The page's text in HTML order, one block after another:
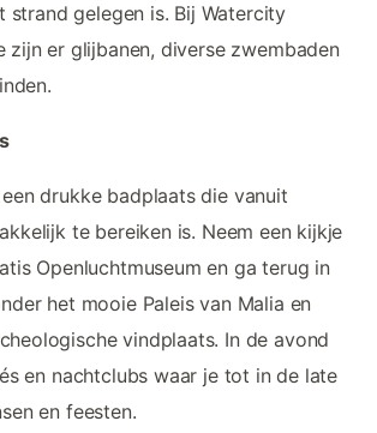
gelegen is. Bij Watercity
zijn er glijbanen, diverse zwembaden
drukke badplaats die vanuit
te bereiken is. Neem een kijkje
Openluchtmuseum en ga terug in
het mooie Paleis van Malia en
vindplaats. In de avond
en nachtclubs waar je tot in de late
en feesten.